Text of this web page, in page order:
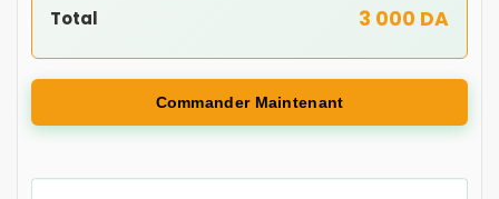
Total 3 000 DA
Commander Maintenant